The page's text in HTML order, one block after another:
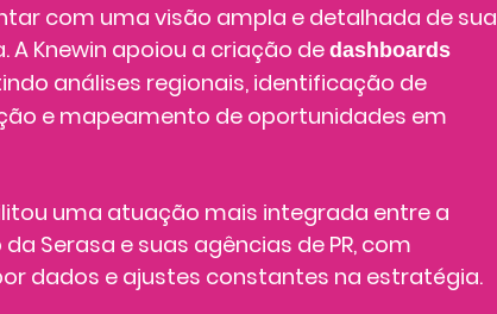
com uma visão ampla e detalhada de sua
A Knewin apoiou a criação dedashboards
análises regionais, identificação de
e mapeamento de oportunidades em
uma atuação mais integrada entre a
Serasa e suas agências de PR, com
dados e ajustes constantes na estratégia.